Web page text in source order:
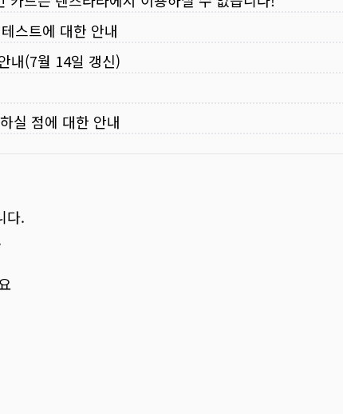
스트에 대한 안내
내(7월 14일 갱신)
실 점에 대한 안내
다.